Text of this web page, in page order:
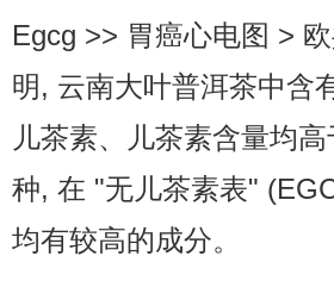
Egcg >> 胃癌心电图 >
明, 云南大叶普洱茶中含
儿茶素、儿茶素含量均
种, 在 "无儿茶素表"
均有较高的成分。